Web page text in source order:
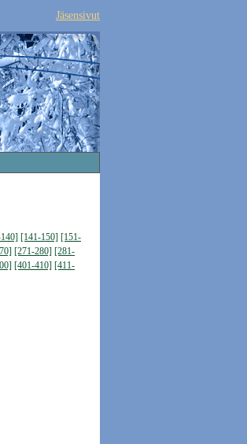
Jäsensivut
[141-150] [151-
[271-280] [281-
[401-410] [411-